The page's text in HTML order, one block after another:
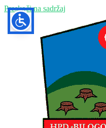
Preskoči na sadržaj